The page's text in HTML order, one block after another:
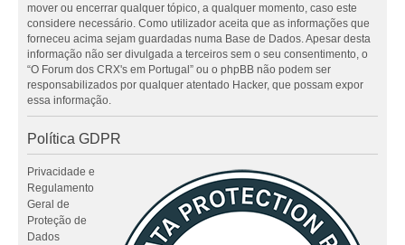
mover ou encerrar qualquer tópico, a qualquer momento, caso este
considere necessário. Como utilizador aceita que as informações que
forneceu acima sejam guardadas numa Base de Dados. Apesar desta
informação não ser divulgada a terceiros sem o seu consentimento, o
“O Forum dos CRX's em Portugal” ou o phpBB não podem ser
responsabilizados por qualquer atentado Hacker, que possam expor
essa informação.
Política GDPR
Privacidade e
Regulamento
Geral de
Proteção de
Dados